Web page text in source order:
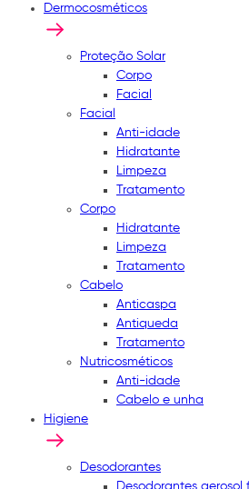
Dermocosméticos
Proteção Solar
Corpo
Facial
Facial
Anti-idade
Hidratante
Limpeza
Tratamento
Corpo
Hidratante
Limpeza
Tratamento
Cabelo
Anticaspa
Antiqueda
Tratamento
Nutricosméticos
Anti-idade
Cabelo e unha
Higiene
Desodorantes
Desodorantes aerosol